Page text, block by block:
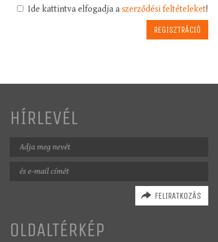
Ide kattintva elfogadja a szerződési feltételeket!
HÍRLEVÉL
Név
OLDALTÉRKÉP